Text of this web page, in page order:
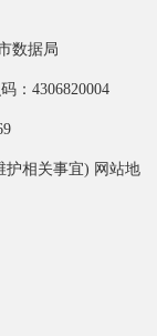
数据局
：4306820004
护相关事宜) 网站地